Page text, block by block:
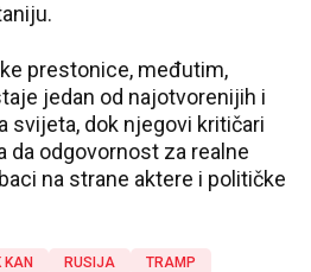
prestonice, međutim,
jedan od najotvorenijih i
svijeta, dok njegovi kritičari
da odgovornost za realne
na strane aktere i političke
KAN RUSIJA
TRAMP